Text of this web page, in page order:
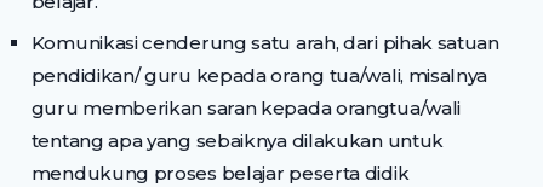
Komunikasi cenderung satu arah, dari pihak satuan
pendidikan/ guru kepada orang tua/wali, misalnya
guru memberikan saran kepada orangtua/wali
tentang apa yang sebaiknya dilakukan untuk
mendukung proses belajar peserta didik